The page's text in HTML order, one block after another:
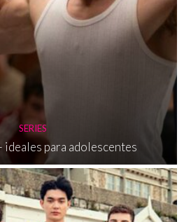
SERIES
ideales para adolescentes